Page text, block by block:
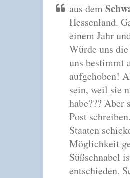
aus dem
Hessenland.
einem Jahr
Würde uns
uns bestimmt
aufgehoben!
sein, weil sie
habe???
Post
Staaten
Möglichkeit
Süßschnabel
entschieden.